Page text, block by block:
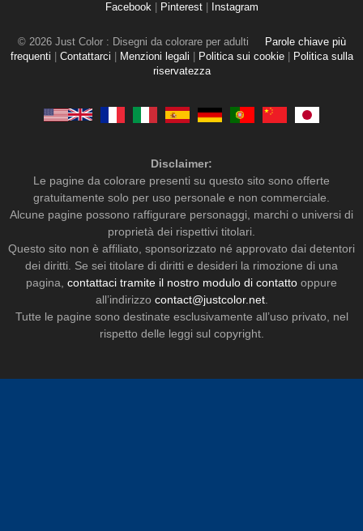
Facebook Pinterest Instagram
© 2026 Just Color : Disegni da colorare per adulti
Parole chiave più
frequenti
Contattarci Menzioni legali Politica sui cookie
Politica sulla
riservatezza
Disclaimer:
Le pagine da colorare presenti su questo sito sono offerte
gratuitamente solo per uso personale e non commerciale.
Alcune pagine possono raffigurare personaggi, marchi o universi di
proprietà dei rispettivi titolari.
Questo sito non è affiliato, sponsorizzato né approvato dai detentori
dei diritti. Se sei titolare di diritti e desideri la rimozione di una
pagina, contattaci tramite il nostro modulo di contatto oppure
all’indirizzo contact@justcolor.net.
Tutte le pagine sono destinate esclusivamente all’uso privato, nel
rispetto delle leggi sul copyright.